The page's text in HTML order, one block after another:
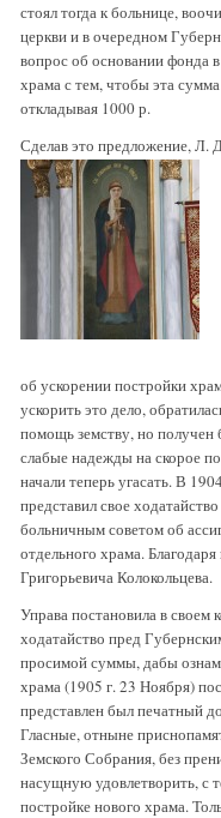
стоял тогда к больнице,
церкви и в очередном
вопрос об основании фонда
храма с тем, чтобы эта
откладывая 1000 р.
Сделав это предложение, Л.
об ускорении постройки
ускорить это дело,
помощь земству, но получен
слабые надежды на скорое
начали теперь угасать. В
представил свое
больничным советом об
отдельного храма.
Григорьевича Колокольцева.
Управа постановила в своем
ходатайство пред
просимой суммы, дабы
храма (1905 г. 23 Ноября)
представлен был печатный
Гласные, отныне
Земского Собрания, без
насущную удовлетворить, с
постройке нового храма.